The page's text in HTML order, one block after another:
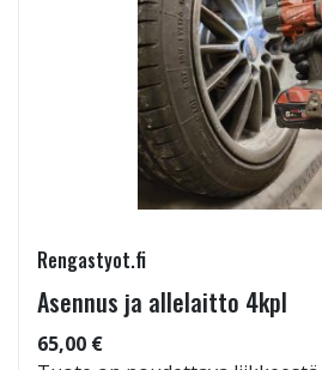
Rengastyot.fi
Asennus ja allelaitto 4kpl
65,00 €